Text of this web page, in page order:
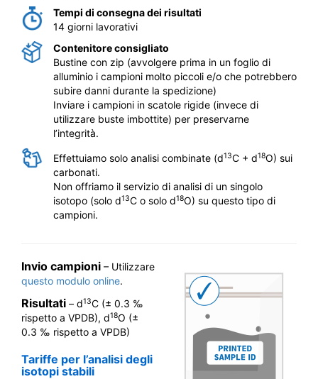
Tempi di consegna dei risultati
14 giorni lavorativi
Contenitore consigliato
Bustine con zip (avvolgere prima in un foglio di
alluminio i campioni molto piccoli e/o che potrebbero
subire danni durante la spedizione)
Inviare i campioni in scatole rigide (invece di
utilizzare buste imbottite) per preservarne
l’integrità.
Effettuiamo solo analisi combinate (d13C + d18O) sui
carbonati.
Non offriamo il servizio di analisi di un singolo
isotopo (solo d13C o solo d18O) su questo tipo di
campioni.
Invio campioni – Utilizzare
questo modulo online.
Risultati – d13C (± 0.3 ‰
rispetto a VPDB), d18O (±
0.3 ‰ rispetto a VPDB)
Tariffe per l’analisi degli
isotopi stabili